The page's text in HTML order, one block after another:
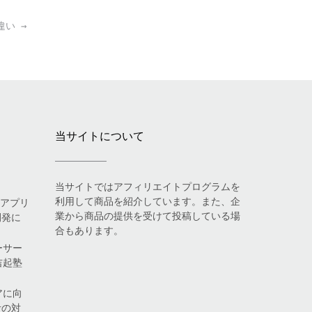
い→
プリ
に
サー
起塾
向
対
当サイトについて
当サイトではアフィリエイトプログラムを
利用して商品を紹介しています。また、企
業から商品の提供を受けて投稿している場
合もあります。